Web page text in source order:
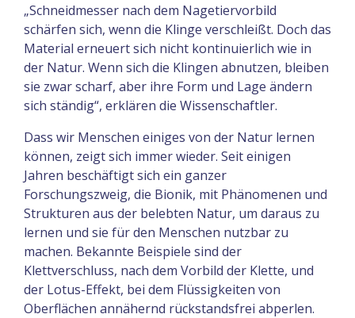
„Schneidmesser nach dem Nagetiervorbild
schärfen sich, wenn die Klinge verschleißt. Doch das
Material erneuert sich nicht kontinuierlich wie in
der Natur. Wenn sich die Klingen abnutzen, bleiben
sie zwar scharf, aber ihre Form und Lage ändern
sich ständig“, erklären die Wissenschaftler.
Dass wir Menschen einiges von der Natur lernen
können, zeigt sich immer wieder. Seit einigen
Jahren beschäftigt sich ein ganzer
Forschungszweig, die Bionik, mit Phänomenen und
Strukturen aus der belebten Natur, um daraus zu
lernen und sie für den Menschen nutzbar zu
machen. Bekannte Beispiele sind der
Klettverschluss, nach dem Vorbild der Klette, und
der Lotus-Effekt, bei dem Flüssigkeiten von
Oberflächen annähernd rückstandsfrei abperlen.